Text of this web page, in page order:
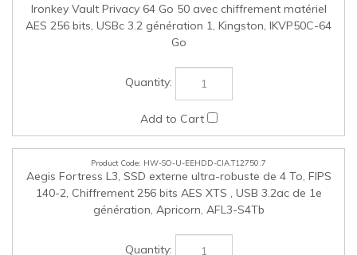
HW-SO-U-EEHDD-CIA.T12750.7
Aegis Fortress L3, SSD externe ultra-robuste de 4 To, FIPS
140-2, Chiffrement 256 bits AES XTS , USB 3.2ac de 1e
HW-SO-U-EEHDD-CIA.T12750.8
Aegis Fortress L3, SSD externe ultra-robuste de 2 To, FIPS
140-2, Chiffrement 256 bits AES XTS , USB 3.2ac de 1e
génération, Apricorn, AFL3-S2Tb